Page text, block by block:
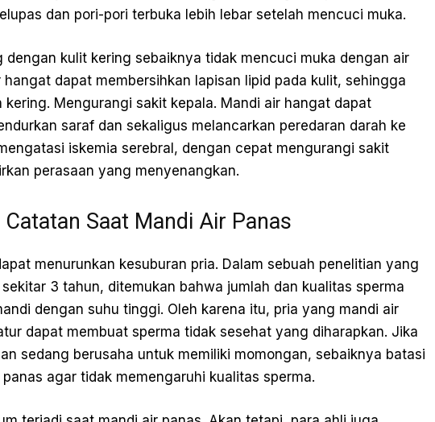
dan pori-pori terbuka lebih lebar setelah mencuci muka.
dengan kulit kering sebaiknya tidak mencuci muka dengan air
hangat dapat membersihkan lapisan lipid pada kulit, sehingga
kering. Mengurangi sakit kepala. Mandi air hangat dapat
saraf dan sekaligus melancarkan peredaran darah ke
iskemia serebral, dengan cepat mengurangi sakit
perasaan yang menyenangkan.
Catatan Saat Mandi Air Panas
menurunkan kesuburan pria. Dalam sebuah penelitian yang
3 tahun, ditemukan bahwa jumlah dan kualitas sperma
dengan suhu tinggi. Oleh karena itu, pria yang mandi air
dapat membuat sperma tidak sesehat yang diharapkan. Jika
sedang berusaha untuk memiliki momongan, sebaiknya batasi
agar tidak memengaruhi kualitas sperma.